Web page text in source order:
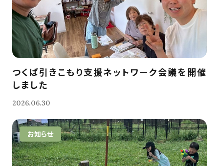
つくば引きこもり支援ネットワーク会議を開催
しました
2026.06.30
お知らせ